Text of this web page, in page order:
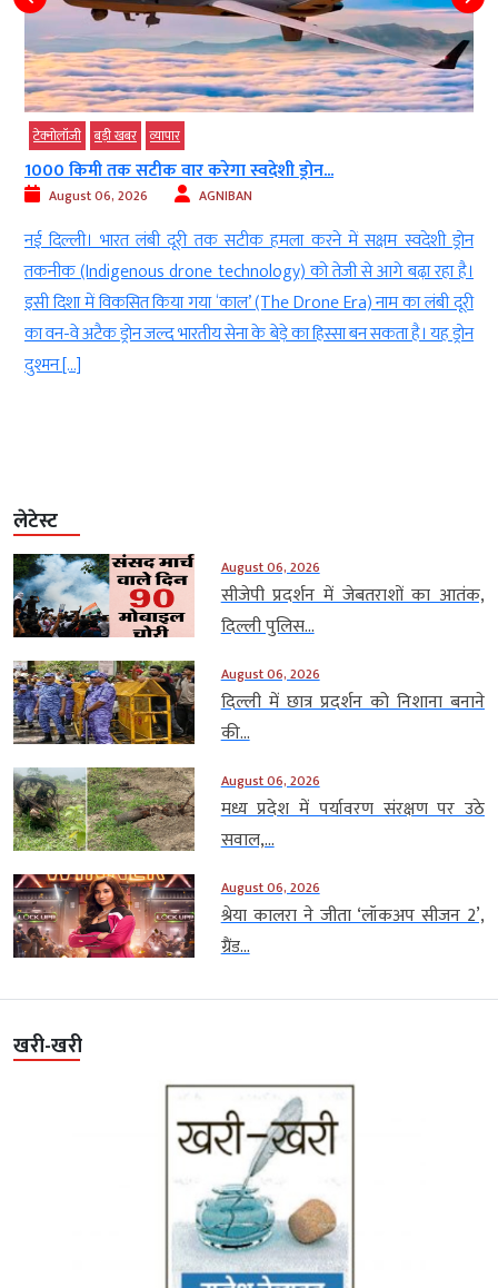
टेक्‍नोलॉजी बड़ी खबर व्‍यापार
1000 किमी तक सटीक वार करेगा स्वदेशी ड्रोन...
August 06, 2026 AGNIBAN
नई दिल्ली। भारत लंबी दूरी तक सटीक हमला करने में सक्षम स्वदेशी ड्रोन
तकनीक (Indigenous drone technology) को तेजी से आगे बढ़ा रहा है।
इसी दिशा में विकसित किया गया ‘काल’ (The Drone Era) नाम का लंबी दूरी
का वन-वे अटैक ड्रोन जल्द भारतीय सेना के बेड़े का हिस्सा बन सकता है। यह ड्रोन
दुश्मन […]
लेटेस्ट
August 06, 2026
सीजेपी प्रदर्शन में जेबतराशों का आतंक,
दिल्ली पुलिस...
August 06, 2026
दिल्ली में छात्र प्रदर्शन को निशाना बनाने
की...
August 06, 2026
मध्य प्रदेश में पर्यावरण संरक्षण पर उठे
सवाल,...
August 06, 2026
श्रेया कालरा ने जीता ‘लॉकअप सीजन 2’,
ग्रैंड...
खरी-खरी